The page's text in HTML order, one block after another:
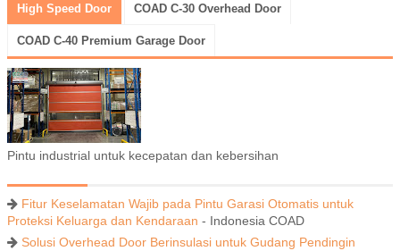
High Speed Door COAD C-30 Overhead Door
COAD C-40 Premium Garage Door
Pintu industrial untuk kecepatan dan kebersihan
Fitur Keselamatan Wajib pada Pintu Garasi Otomatis untuk
Proteksi Keluarga dan Kendaraan - Indonesia COAD
Solusi Overhead Door Berinsulasi untuk Gudang Pendingin